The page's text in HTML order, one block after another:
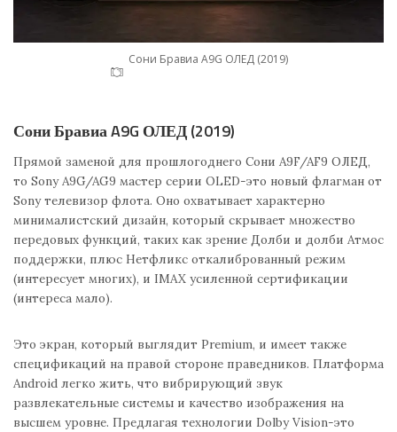
Сони Бравиа A9G ОЛЕД (2019)
Сони Бравиа A9G ОЛЕД (2019)
Прямой заменой для прошлогоднего Сони A9F/AF9 ОЛЕД,
то Sony A9G/AG9 мастер серии OLED-это новый флагман от
Sony телевизор флота. Оно охватывает характерно
минималистский дизайн, который скрывает множество
передовых функций, таких как зрение Долби и долби Атмос
поддержки, плюс Нетфликс откалиброванный режим
(интересует многих), и IMAX усиленной сертификации
(интереса мало).
Это экран, который выглядит Premium, и имеет также
спецификаций на правой стороне праведников. Платформа
Android легко жить, что вибрирующий звук
развлекательные системы и качество изображения на
высшем уровне. Предлагая технологии Dolby Vision-это